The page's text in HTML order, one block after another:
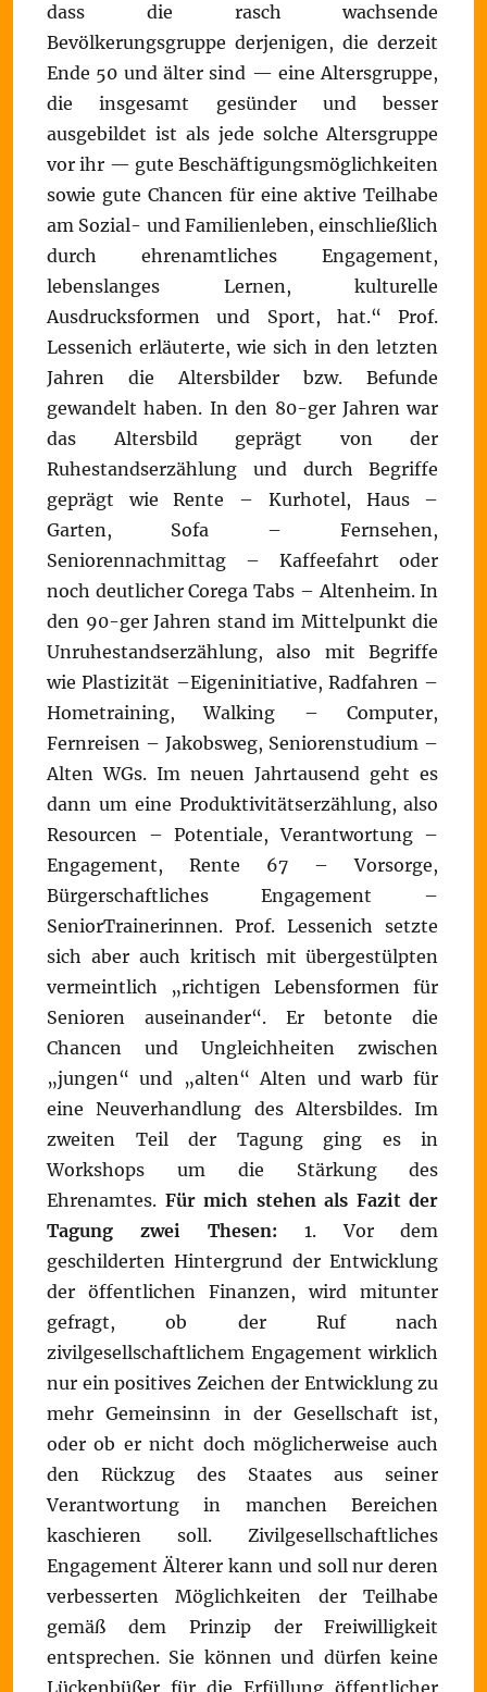
dass die rasch wachsende
Bevölkerungsgruppe derjenigen, die derzeit
Ende 50 und älter sind — eine Altersgruppe,
die insgesamt gesünder und besser
ausgebildet ist als jede solche Altersgruppe
vor ihr — gute Beschäftigungsmöglichkeiten
sowie gute Chancen für eine aktive Teilhabe
am Sozial- und Familienleben, einschließlich
durch ehrenamtliches Engagement,
lebenslanges Lernen, kulturelle
Ausdrucksformen und Sport, hat.“ Prof.
Lessenich erläuterte, wie sich in den letzten
Jahren die Altersbilder bzw. Befunde
gewandelt haben. In den 80-ger Jahren war
das Altersbild geprägt von der
Ruhestandserzählung und durch Begriffe
geprägt wie Rente – Kurhotel, Haus –
Garten, Sofa – Fernsehen,
Seniorennachmittag – Kaffeefahrt oder
noch deutlicher Corega Tabs – Altenheim. In
den 90-ger Jahren stand im Mittelpunkt die
Unruhestandserzählung, also mit Begriffe
wie Plastizität –Eigeninitiative, Radfahren –
Hometraining, Walking – Computer,
Fernreisen – Jakobsweg, Seniorenstudium –
Alten WGs. Im neuen Jahrtausend geht es
dann um eine Produktivitätserzählung, also
Resourcen – Potentiale, Verantwortung –
Engagement, Rente 67 – Vorsorge,
Bürgerschaftliches Engagement –
SeniorTrainerinnen. Prof. Lessenich setzte
sich aber auch kritisch mit übergestülpten
vermeintlich „richtigen Lebensformen für
Senioren auseinander“. Er betonte die
Chancen und Ungleichheiten zwischen
„jungen“ und „alten“ Alten und warb für
eine Neuverhandlung des Altersbildes. Im
zweiten Teil der Tagung ging es in
Workshops um die Stärkung des
Ehrenamtes. Für mich stehen als Fazit der
Tagung zwei Thesen: 1. Vor dem
geschilderten Hintergrund der Entwicklung
der öffentlichen Finanzen, wird mitunter
gefragt, ob der Ruf nach
zivilgesellschaftlichem Engagement wirklich
nur ein positives Zeichen der Entwicklung zu
mehr Gemeinsinn in der Gesellschaft ist,
oder ob er nicht doch möglicherweise auch
den Rückzug des Staates aus seiner
Verantwortung in manchen Bereichen
kaschieren soll. Zivilgesellschaftliches
Engagement Älterer kann und soll nur deren
verbesserten Möglichkeiten der Teilhabe
gemäß dem Prinzip der Freiwilligkeit
entsprechen. Sie können und dürfen keine
Lückenbüßer für die Erfüllung öffentlicher